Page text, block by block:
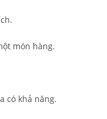
món hàng.
có khả năng.